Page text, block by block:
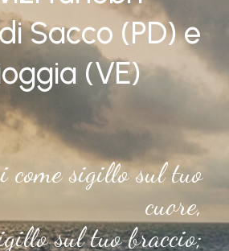
Sacco (PD) e
(VE)
come sigillo sul tuo
cuore,
sul tuo braccio;